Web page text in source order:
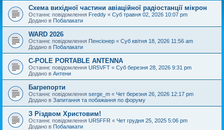
Схема вихідної частини авіаційної радіостанції мікрон
Останнє повідомлення Freddy « Суб травня 02, 2026 10:07 pm
Додано в Побалакати
WARD 2026
Останнє повідомлення Пенсіонер « Суб квітня 18, 2026 11:56 am
Додано в Побалакати
C-POLE PORTABLE ANTENNA
Останнє повідомлення UR5VFT « Суб березня 28, 2026 9:31 pm
Додано в Антени
Багрепорти
Останнє повідомлення serge_m « Чет березня 26, 2026 12:17 pm
Додано в Запитання та побажання по форуму
З Різдвом Христовим!
Останнє повідомлення UR5FFR « Чет грудня 25, 2025 5:06 pm
Додано в Побалакати